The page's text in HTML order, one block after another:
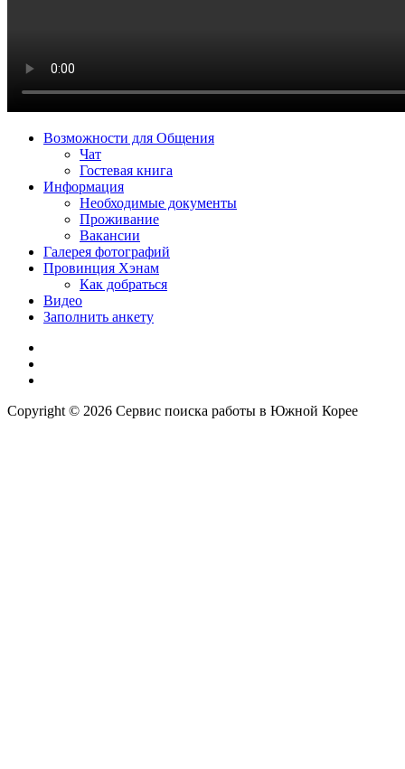
Возможности для Общения
Чат
Гостевая книга
Информация
Необходимые документы
Проживание
Вакансии
Галерея фотографий
Провинция Хэнам
Как добраться
Видео
Заполнить анкету
Copyright © 2026 Сервис поиска работы в Южной Корее